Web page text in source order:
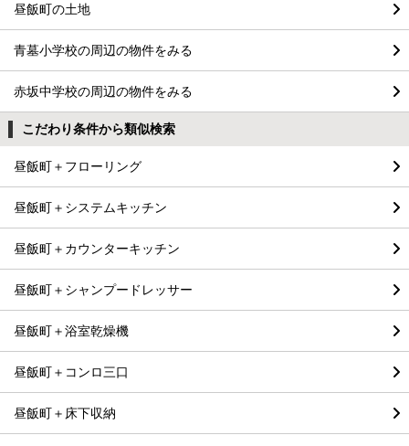
昼飯町の土地
青墓小学校の周辺の物件をみる
赤坂中学校の周辺の物件をみる
こだわり条件から類似検索
昼飯町＋フローリング
昼飯町＋システムキッチン
昼飯町＋カウンターキッチン
昼飯町＋シャンプードレッサー
昼飯町＋浴室乾燥機
昼飯町＋コンロ三口
昼飯町＋床下収納